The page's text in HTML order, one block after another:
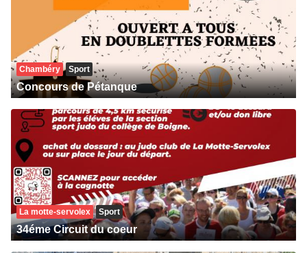
Chambéry Sport
Concours de Pétanque
La motte-servolex Sport
34éme Circuit du coeur